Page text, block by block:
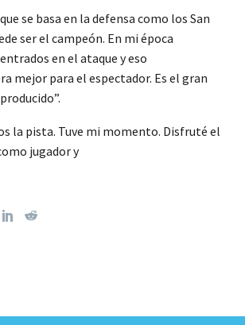
se basa en la defensa como los San
ser el campeón. En mi época
en el ataque y eso
mejor para el espectador. Es el gran
la pista. Tuve mi momento. Disfruté el
jugador y